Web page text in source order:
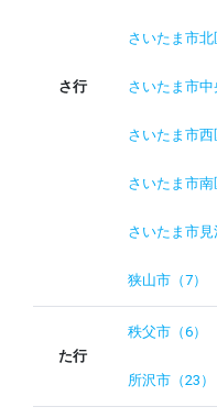
さ行
さいたま市北
さいたま市中
さいたま市西
さいたま市南
さいたま市見
狭山市（7）
た行
秩父市（6）
所沢市（23）